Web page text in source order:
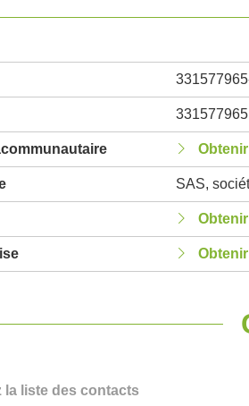
331577965
SAS,
la liste des contacts